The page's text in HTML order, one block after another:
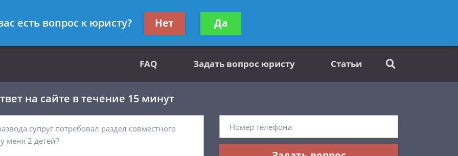
Получите консультацию
бесплатно
FAQ Задать вопрос юристу Статьи
на сайте в течение 15 минут
есть вопрос к юристу? Нет Да